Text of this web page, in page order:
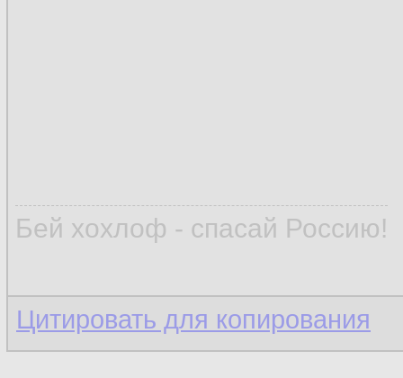
Бей хохлоф - спасай Россию!
Цитировать для копирования